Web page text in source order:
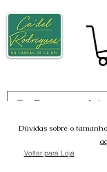
Dúvidas sobre o
Voltar para Loja